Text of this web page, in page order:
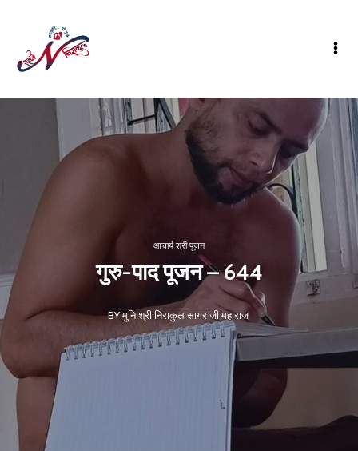
आचार्य श्री पूजन
गुरु-पाद पूजन – 644
BY मुनि श्री निराकुल सागर जी महाराज